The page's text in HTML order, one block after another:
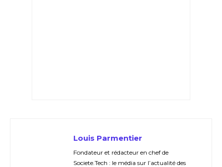
Louis Parmentier
Fondateur et rédacteur en chef de
Societe.Tech : le média sur l’actualité des